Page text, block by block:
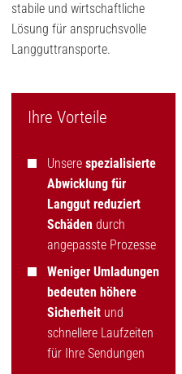
stabile und wirtschaftliche
Lösung für anspruchsvolle
Langguttransporte.
Ihre Vorteile
Unsere spezialisierte
Abwicklung für
Langgut reduziert
Schädendurch
angepasste Prozesse
Weniger Umladungen
bedeuten höhere
Sicherheit und
schnellere Laufzeiten
für Ihre Sendungen